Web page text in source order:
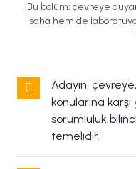
Bu bölüm; çevreye
saha hem de
Adayın,
konularına
sorumluluk
temelidir.